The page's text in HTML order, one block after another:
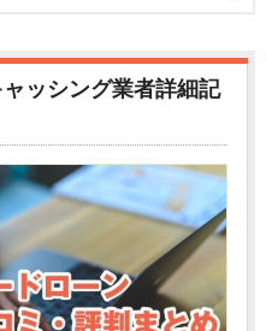
ッシング業者詳細記